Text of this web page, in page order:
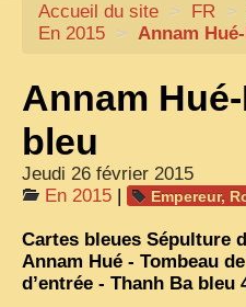
CARTACARO
PHOTOGRAPHES, EDITEURS
ILLUSTRATEURS
TONKIN
FRONTIÈRE
1908, RÉVOLTE
ANNAM CENTRE
Accueil du site > FR >
En 2015 > Annam
Annam
bleu
Jeudi 26 février 2015
En 2015 | Empereur,
Cartes bleues Sépulture
Annam Hué - Tombeau
d’entrée - Thanh Ba bleu